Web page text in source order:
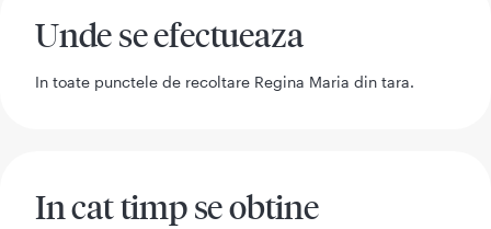
Unde se efectueaza
In toate punctele de recoltare Regina Maria din tara.
In cat timp se obtine